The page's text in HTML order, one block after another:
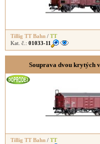
Tillig TT Bahn / TT
Kat. č.: 01033-11
Souprava dvou krytých
Tillig TT Bahn / TT